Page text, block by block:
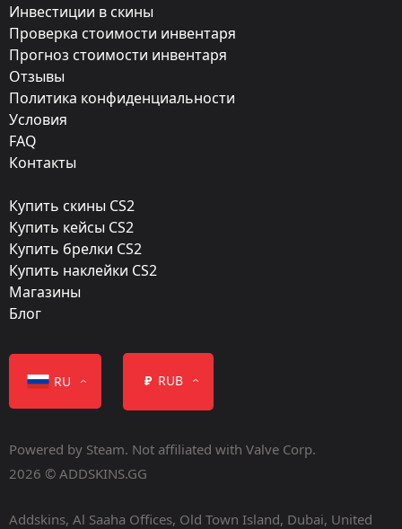
Художник:
Kelly Bailey
Обновление:
Most Valuable Kits
Дата релиза:
Сентябрь 24, 2015
Высший класс
Инвестиции в скины
Проверка стоимости инвентаря
Прогноз стоимости инвентаря
Отзывы
Политика конфиденциальности
Условия
FAQ
Контакты
Купить скины CS2
Купить кейсы CS2
Купить брелки CS2
Купить наклейки CS2
Магазины
Блог
RU ₽ RUB
Powered by Steam. Not affiliated with Valve Corp.
2026 © ADDSKINS.GG
Addskins, Al Saaha Offices, Old Town Island, Dubai, United